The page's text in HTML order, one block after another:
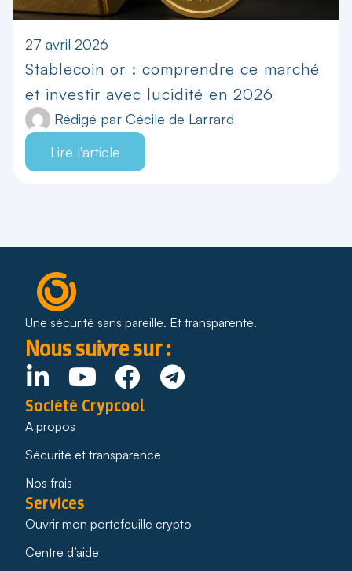
27 avril 2026
Stablecoin or : comprendre ce marché
et investir avec lucidité en 2026
Rédigé par Cécile de Larrard
Lire l'article
Une sécurité sans pareille. Et transparente.
Nous suivre sur :
Société Crypcool
A propos
Sécurité et transparence
Nos frais
Services
Ouvrir mon portefeuille crypto
Centre d’aide